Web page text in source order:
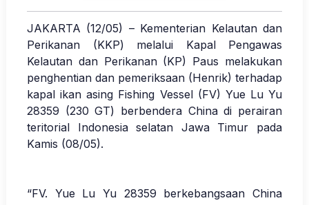
JAKARTA (12/05) – Kementerian Kelautan dan
Perikanan (KKP) melalui Kapal Pengawas
Kelautan dan Perikanan (KP) Paus melakukan
penghentian dan pemeriksaan (Henrik) terhadap
kapal ikan asing Fishing Vessel (FV) Yue Lu Yu
28359 (230 GT) berbendera China di perairan
teritorial Indonesia selatan Jawa Timur pada
Kamis (08/05).
“FV. Yue Lu Yu 28359 berkebangsaan China